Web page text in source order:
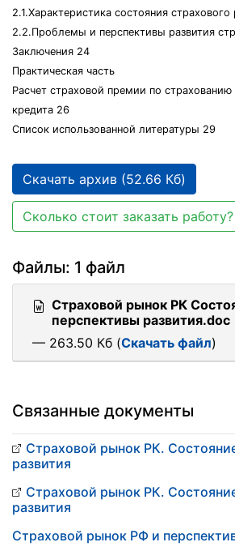
2.1.Характеристика состояния страхового
2.2.Проблемы и перспективы развития
Заключения 24
Практическая часть
Расчет страховой премии по
кредита 26
Список использованной литературы 29
Скачать архив (52.66 Кб)
Сколько стоит заказать работу?
Файлы: 1 файл
Страховой рынок РК
перспективы развития.doc
— 263.50 Кб (Скачать файл)
Связанные документы
Страховой рынок РК.
развития
Страховой рынок РК.
развития
Страховой рынок РФ и